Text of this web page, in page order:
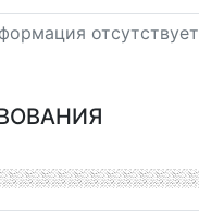
отсутствует